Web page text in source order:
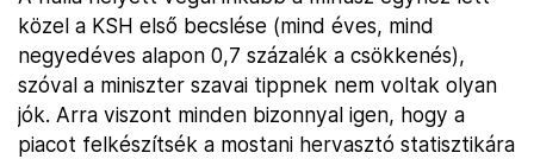
közel a KSH első becslése (mind éves, mind
negyedéves alapon 0,7 százalék a csökkenés),
szóval a miniszter szavai tippnek nem voltak olyan
jók. Arra viszont minden bizonnyal igen, hogy a
piacot felkészítsék a mostani hervasztó statisztikára